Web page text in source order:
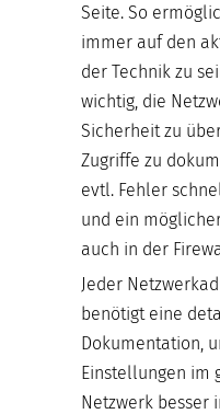
Seite. So
immer auf den
der Technik zu
wichtig, die
Sicherheit zu
Zugriffe zu
evtl. Fehler
und ein
auch in der
Jeder
benötigt eine
Dokumentation,
Einstellungen im
Netzwerk besser